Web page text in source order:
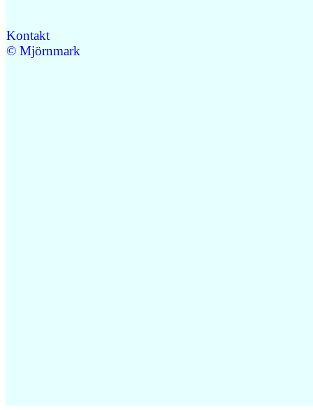
Kontakt
© Mjörnmark